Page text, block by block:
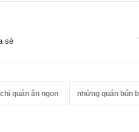
sẻ
quán ăn ngon những quán bún